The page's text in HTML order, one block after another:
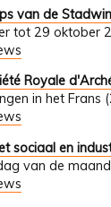
van de
tot 29 oktober
Royale
in het Frans
sociaal en
van de